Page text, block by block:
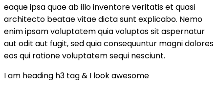
eaque ipsa quae ab illo inventore veritatis et quasi
architecto beatae vitae dicta sunt explicabo. Nemo
enim ipsam voluptatem quia voluptas sit aspernatur
aut odit aut fugit, sed quia consequuntur magni dolores
eos qui ratione voluptatem sequi nesciunt.
I am heading h3 tag & I look awesome